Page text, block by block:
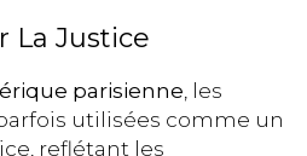
La Justice
parisienne , les
utilisées comme un
reflétant les